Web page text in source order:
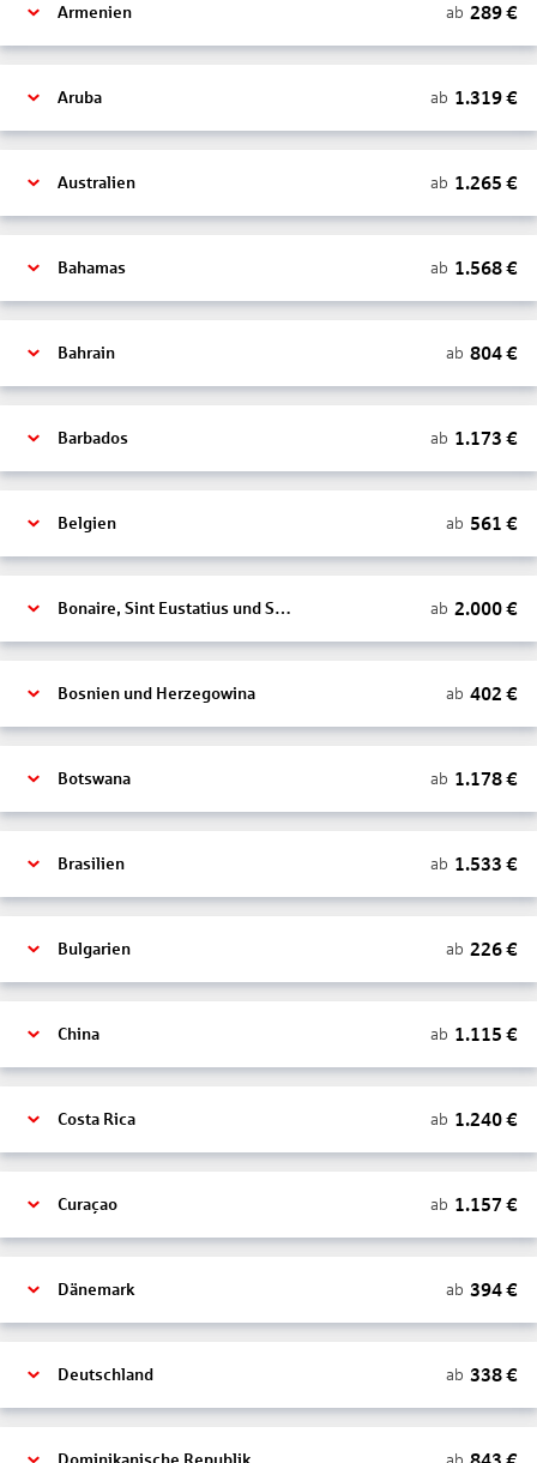
Armenien ab 289€
Aruba ab 1.319€
Australien ab 1.265 €
Bahamas ab 1.568€
Bahrain ab 804€
Barbados ab 1.173 €
Belgien ab 561 €
Bonaire, Sint Eustatius und Saba ab 2.000€
Bosnien und Herzegowina ab 402 €
Botswana ab 1.178€
Brasilien ab 1.533 €
Bulgarien ab 226€
China ab 1.115 €
Costa Rica ab 1.240€
Curaçao ab 1.157 €
Dänemark ab 394€
Deutschland ab 338€
ab